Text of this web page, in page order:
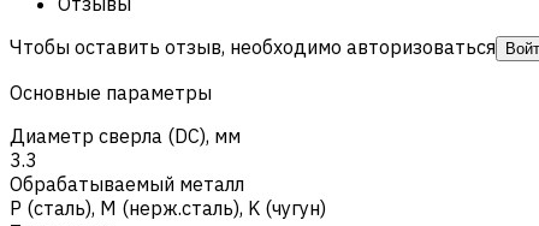
Чтобы оставить отзыв, необходимо авторизоваться
Основные параметры
Диаметр сверла (DC), мм
3.3
Обрабатываемый металл
Р (сталь), M (нерж.сталь), K (чугун)